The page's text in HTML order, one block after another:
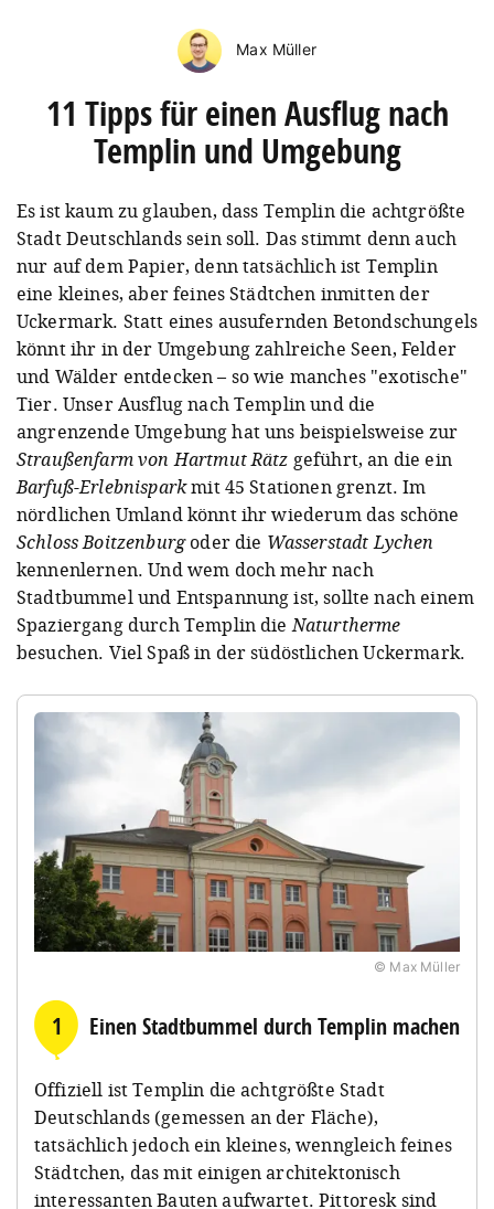
Max Müller
11 Tipps für einen Ausflug nach
Templin und Umgebung
Es ist kaum zu glauben, dass Templin die achtgrößte
Stadt Deutschlands sein soll. Das stimmt denn auch
nur auf dem Papier, denn tatsächlich ist Templin
eine kleines, aber feines Städtchen inmitten der
Uckermark. Statt eines ausufernden Betondschungels
könnt ihr in der Umgebung zahlreiche Seen, Felder
und Wälder entdecken – so wie manches "exotische"
Tier. Unser Ausflug nach Templin und die
angrenzende Umgebung hat uns beispielsweise zur
Straußenfarm von Hartmut Rätz geführt, an die ein
Barfuß-Erlebnisparkmit 45 Stationen grenzt. Im
nördlichen Umland könnt ihr wiederum das schöne
Schloss Boitzenburgoder die Wasserstadt Lychen
kennenlernen. Und wem doch mehr nach
Stadtbummel und Entspannung ist, sollte nach einem
Spaziergang durch Templin dieNaturtherme
besuchen. Viel Spaß in der südöstlichen Uckermark.
© Max Müller
1 Einen Stadtbummel durch Templin machen
Offiziell ist Templin die achtgrößte Stadt
Deutschlands (gemessen an der Fläche),
tatsächlich jedoch ein kleines, wenngleich feines
Städtchen, das mit einigen architektonisch
interessanten Bauten aufwartet. Pittoresk sind